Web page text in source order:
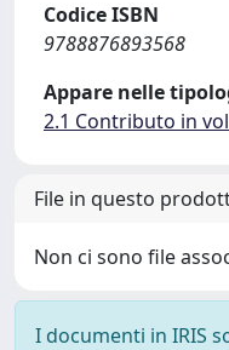
Codice ISBN
9788876893568
Appare nelle
2.1 Contributo in
File in questo
Non ci sono file
I documenti in IRIS